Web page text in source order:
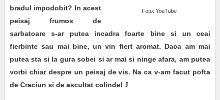
Foto: YouTube
bradul impodobit? In acest
peisaj frumos de
sarbatoare s-ar putea incadra foarte bine si un ceai
fierbinte sau mai bine, un vin fiert aromat. Daca am mai
putea sta si la gura sobei si ar mai si ninge afara, am putea
vorbi chiar despre un peisaj de vis. Na ca v-am facut pofta
de Craciun si de ascultat colinde! J